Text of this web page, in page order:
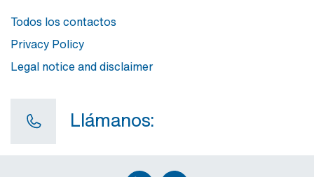
Todos los contactos
Privacy Policy
Legal notice and disclaimer
Llámanos: